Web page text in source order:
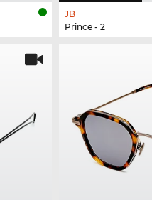
JB
Prince - 2